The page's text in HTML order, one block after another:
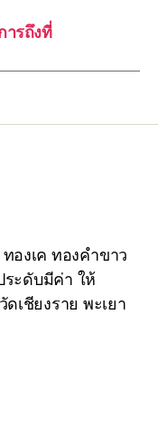
ารถึงที่
องเค ทองคำขาว
ระดับมีค่า ให้
เชียงราย พะเยา